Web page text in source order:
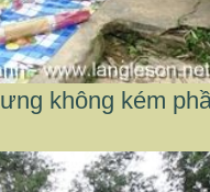
không kém